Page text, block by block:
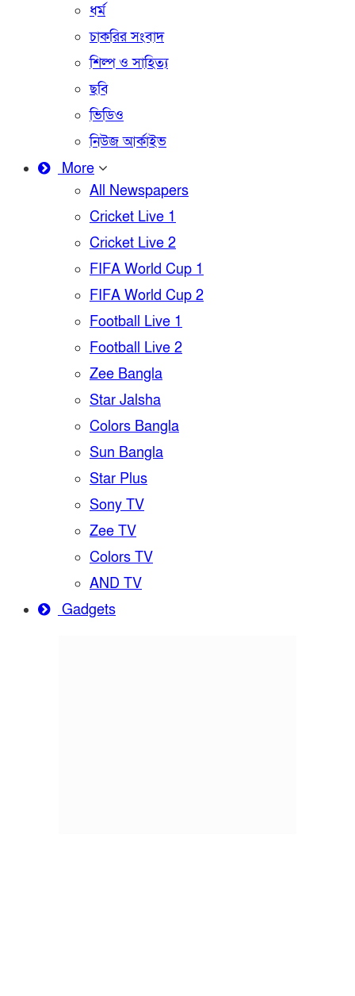
ধর্ম
চাকরির সংবাদ
শিল্প ও সাহিত্য
ছবি
ভিডিও
নিউজ আর্কাইভ
More
All Newspapers
Cricket Live 1
Cricket Live 2
FIFA World Cup 1
FIFA World Cup 2
Football Live 1
Football Live 2
Zee Bangla
Star Jalsha
Colors Bangla
Sun Bangla
Star Plus
Sony TV
Zee TV
Colors TV
AND TV
Gadgets